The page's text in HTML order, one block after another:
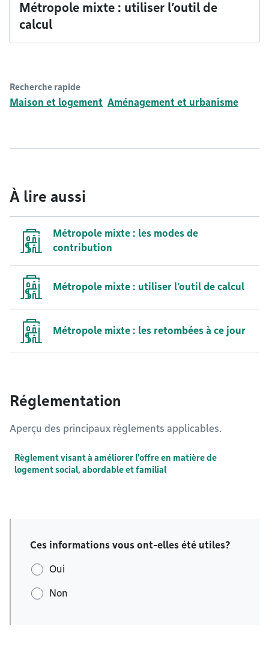
Métropole mixte : utiliser l’outil de
calcul
Recherche rapide
Maison et logement Aménagement et urbanisme
À lire aussi
Métropole mixte : les modes de
contribution
Métropole mixte : utiliser l’outil de calcul
Métropole mixte : les retombées à ce jour
Réglementation
Aperçu des principaux règlements applicables.
Règlement visant à améliorer l'offre en matière de
logement social, abordable et familial
Ces informations vous ont-elles été utiles?
Oui
Non